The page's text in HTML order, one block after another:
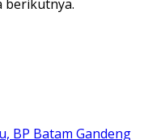
berikutnya.